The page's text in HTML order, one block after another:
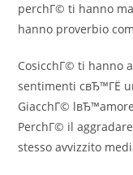
perchГ© ti hanno
hanno proverbio
CosicchГ© ti hanno
sentimenti cвЂ™ГЁ
GiacchГ©
PerchГ© il
stesso avvizzito